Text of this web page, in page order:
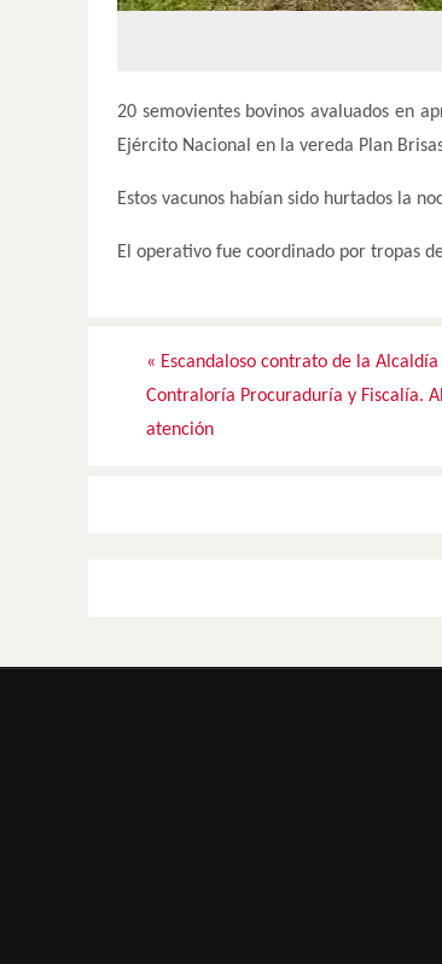
20 semovientes bovinos avaluados en
Ejército Nacional en la vereda Plan
Estos vacunos habían sido hurtados la
El operativo fue coordinado por tropas
« Escandaloso contrato de la
Contraloría Procuraduría y Fiscalía.
atención